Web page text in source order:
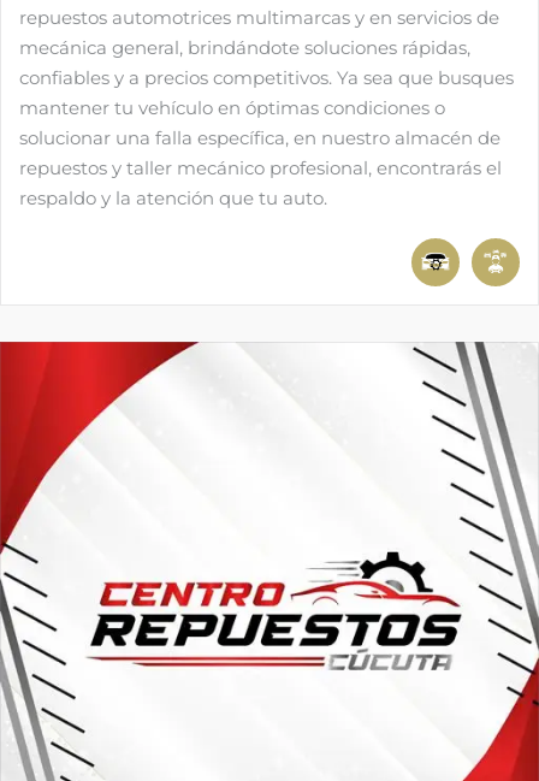
repuestos automotrices multimarcas y en servicios de
mecánica general, brindándote soluciones rápidas,
confiables y a precios competitivos. Ya sea que busques
mantener tu vehículo en óptimas condiciones o
solucionar una falla específica, en nuestro almacén de
repuestos y taller mecánico profesional, encontrarás el
respaldo y la atención que tu auto.